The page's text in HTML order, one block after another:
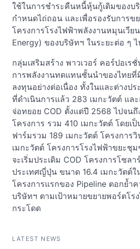
ใช้ในการชำระคืนหนี้หุ้นกู้เดิมของบ
กำหนดไถ่ถอน และเพื่อรองรับการข
โครงการโรงไฟฟ้าพลังงานหมุนเวีย
Energy) ของบริษัทฯ ในระยะต่อ ๆ ไ
กลุ่มเสริมสร้าง พาวเวอร์ คอร์ปอเร
การพลังงานทดแทนชั้นนำของไทย
ลงทุนอย่างต่อเนื่อง ทั้งในและต่างปร
ที่ดำเนินการแล้ว 283 เมกะวัตต์ แล
จ่อทยอย COD ตั้งแต่ปี 2568 ไปจน
โครงการ รวม 410 เมกะวัตต์ โดยเ
ฟาร์มรวม 189 เมกะวัตต์ โครงการ
เมกะวัตต์ โครงการโรงไฟฟ้าขยะชุ
จะเริ่มประเดิม COD โครงการโซล
ประเทศญี่ปุ่น ขนาด 16.4 เมกะวัตต์
โครงการแรกของ Pipeline ตอกย้ำ
บริษัทฯ ตามเป้าหมายขยายพอร์ตโร
กระโดด
LATEST NEWS